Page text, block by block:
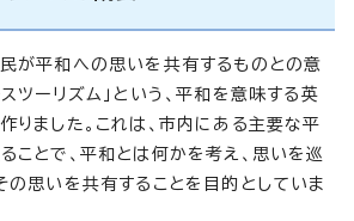
が平和への思いを共有するものとの意
ツーリズム」という、平和を意味する英
りました。これは、市内にある主要な平
ことで、平和とは何かを考え、思いを巡
の思いを共有することを目的としていま